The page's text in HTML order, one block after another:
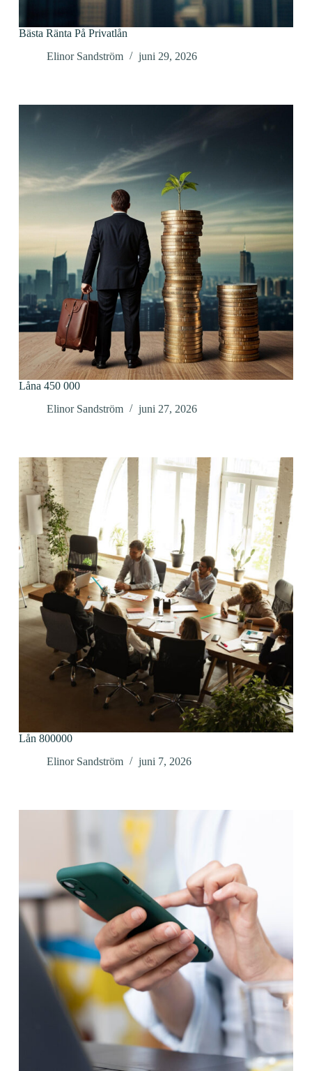
Bästa Ränta På Privatlån
Elinor Sandström
juni 29, 2026
Låna 450 000
Elinor Sandström
juni 27, 2026
Lån 800000
Elinor Sandström
juni 7, 2026